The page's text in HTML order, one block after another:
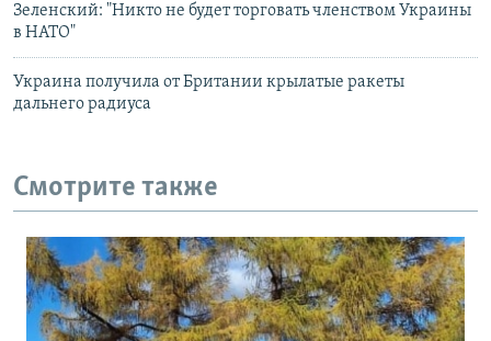
Зеленский: "Никто не будет торговать членством Украины
в НАТО"
Украина получила от Британии крылатые ракеты
дальнего радиуса
Смотрите также